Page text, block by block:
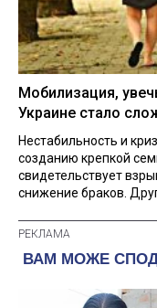
Мобилизация,
Украине стало
Нестабильность и
созданию крепкой
свидетельствует
снижение браков.